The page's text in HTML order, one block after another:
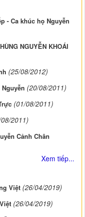
- Ca khúc họ Nguyễn
NGUYỄN KHOÁI
(25/08/2012)
(20/08/2011)
(01/08/2011)
2011)
Cảnh Chân
Xem tiếp...
Việt (26/04/2019)
(26/04/2019)